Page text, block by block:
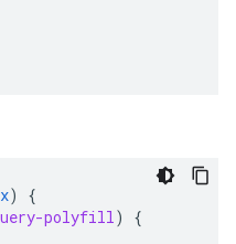
)
{
polyfill )
{